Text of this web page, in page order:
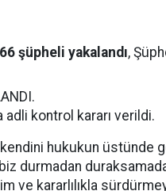
şüpheli yakalandı,
adli kontrol kararı verildi.
hukukun üstünde
durmadan
ve kararlılıkla